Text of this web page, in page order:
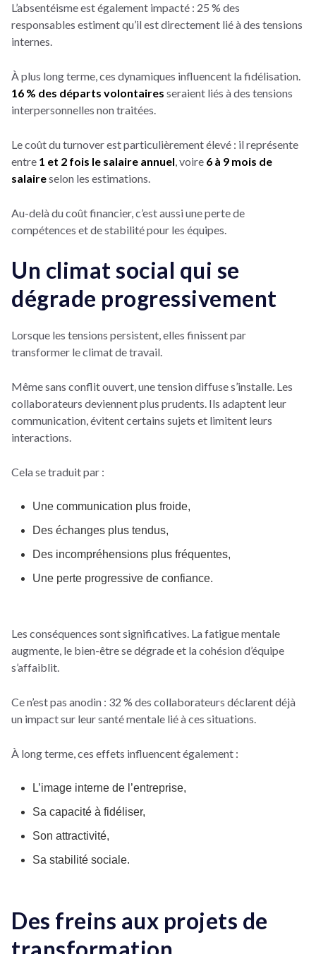
L’absentéisme est également impacté : 25 % des
responsables estiment qu’il est directement lié à des tensions
internes.
À plus long terme, ces dynamiques influencent la fidélisation.
16 % des départs volontaires seraient liés à des tensions
interpersonnelles non traitées.
Le coût du turnover est particulièrement élevé : il représente
entre 1 et 2 fois le salaire annuel, voire 6 à 9 mois de
salaireselon les estimations.
Au-delà du coût financier, c’est aussi une perte de
compétences et de stabilité pour les équipes.
Un climat social qui se
dégrade progressivement
Lorsque les tensions persistent, elles finissent par
transformer le climat de travail.
Même sans conflit ouvert, une tension diffuse s’installe. Les
collaborateurs deviennent plus prudents. Ils adaptent leur
communication, évitent certains sujets et limitent leurs
interactions.
Cela se traduit par :
Une communication plus froide,
Des échanges plus tendus,
Des incompréhensions plus fréquentes,
Une perte progressive de confiance.
Les conséquences sont significatives. La fatigue mentale
augmente, le bien-être se dégrade et la cohésion d’équipe
s’affaiblit.
Ce n’est pas anodin : 32 % des collaborateurs déclarent déjà
un impact sur leur santé mentale lié à ces situations.
À long terme, ces effets influencent également :
L’image interne de l’entreprise,
Sa capacité à fidéliser,
Son attractivité,
Sa stabilité sociale.
Des freins aux projets de